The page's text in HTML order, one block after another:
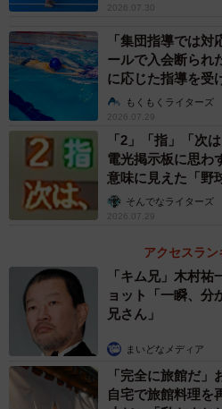
2026.07.30
「集団指導では
ールで入会断ら
に応じた指導を受
祉士が解説】
もくもくライターズ
2026.07.29
「2」「指」「次
電光掲示板に思
意味に見えた「野
そんでなライターズ
2026.07.29
アクセスラン
「キム兄」木村
ョット「一瞬、分
兄さん」
まいどなメディア
「完全に旅館だ
自宅で旅館料理